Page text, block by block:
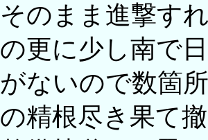
そのまま進撃す
の更に少し南で
がないので数箇
の精根尽き果て